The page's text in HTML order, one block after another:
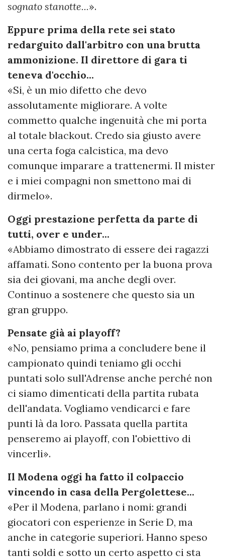
sognato stanotte...».
Eppure prima della rete sei stato
redarguito dall'arbitro con una brutta
ammonizione. Il direttore di gara ti
teneva d'occhio...
«Si, è un mio difetto che devo
assolutamente migliorare. A volte
commetto qualche ingenuità che mi porta
al totale blackout. Credo sia giusto avere
una certa foga calcistica, ma devo
comunque imparare a trattenermi. Il mister
e i miei compagni non smettono mai di
dirmelo».
Oggi prestazione perfetta da parte di
tutti, over e under...
«Abbiamo dimostrato di essere dei ragazzi
affamati. Sono contento per la buona prova
sia dei giovani, ma anche degli over.
Continuo a sostenere che questo sia un
gran gruppo.
Pensate già ai playoff?
«No, pensiamo prima a concludere bene il
campionato quindi teniamo gli occhi
puntati solo sull'Adrense anche perché non
ci siamo dimenticati della partita rubata
dell'andata. Vogliamo vendicarci e fare
punti là da loro. Passata quella partita
penseremo ai playoff, con l'obiettivo di
vincerli».
Il Modena oggi ha fatto il colpaccio
vincendo in casa della Pergolettese...
«Per il Modena, parlano i nomi: grandi
giocatori con esperienze in Serie D, ma
anche in categorie superiori. Hanno speso
tanti soldi e sotto un certo aspetto ci sta